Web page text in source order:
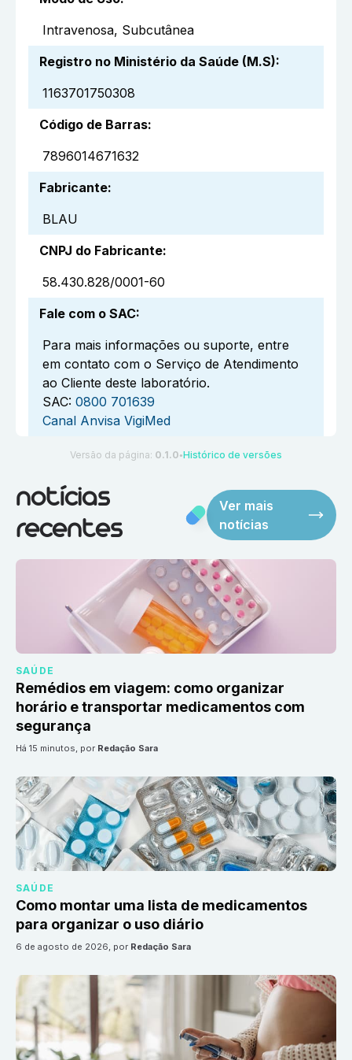
Intravenosa, Subcutânea
Registro no Ministério da Saúde (M.S):
1163701750308
Código de Barras:
7896014671632
Fabricante:
BLAU
CNPJ do Fabricante:
58.430.828/0001-60
Fale com o SAC:
Para mais informações ou suporte, entre
em contato com o Serviço de Atendimento
ao Cliente deste laboratório.
SAC: 0800 701639
Canal Anvisa VigiMed
Versão da página: 0.1.0 ●Histórico de versões
notícias
recentes
Ver mais
notícias
SAÚDE
Remédios em viagem: como organizar
horário e transportar medicamentos com
segurança
há 15 minutos, por Redação Sara
SAÚDE
Como montar uma lista de medicamentos
para organizar o uso diário
6 de agosto de 2026, por Redação Sara